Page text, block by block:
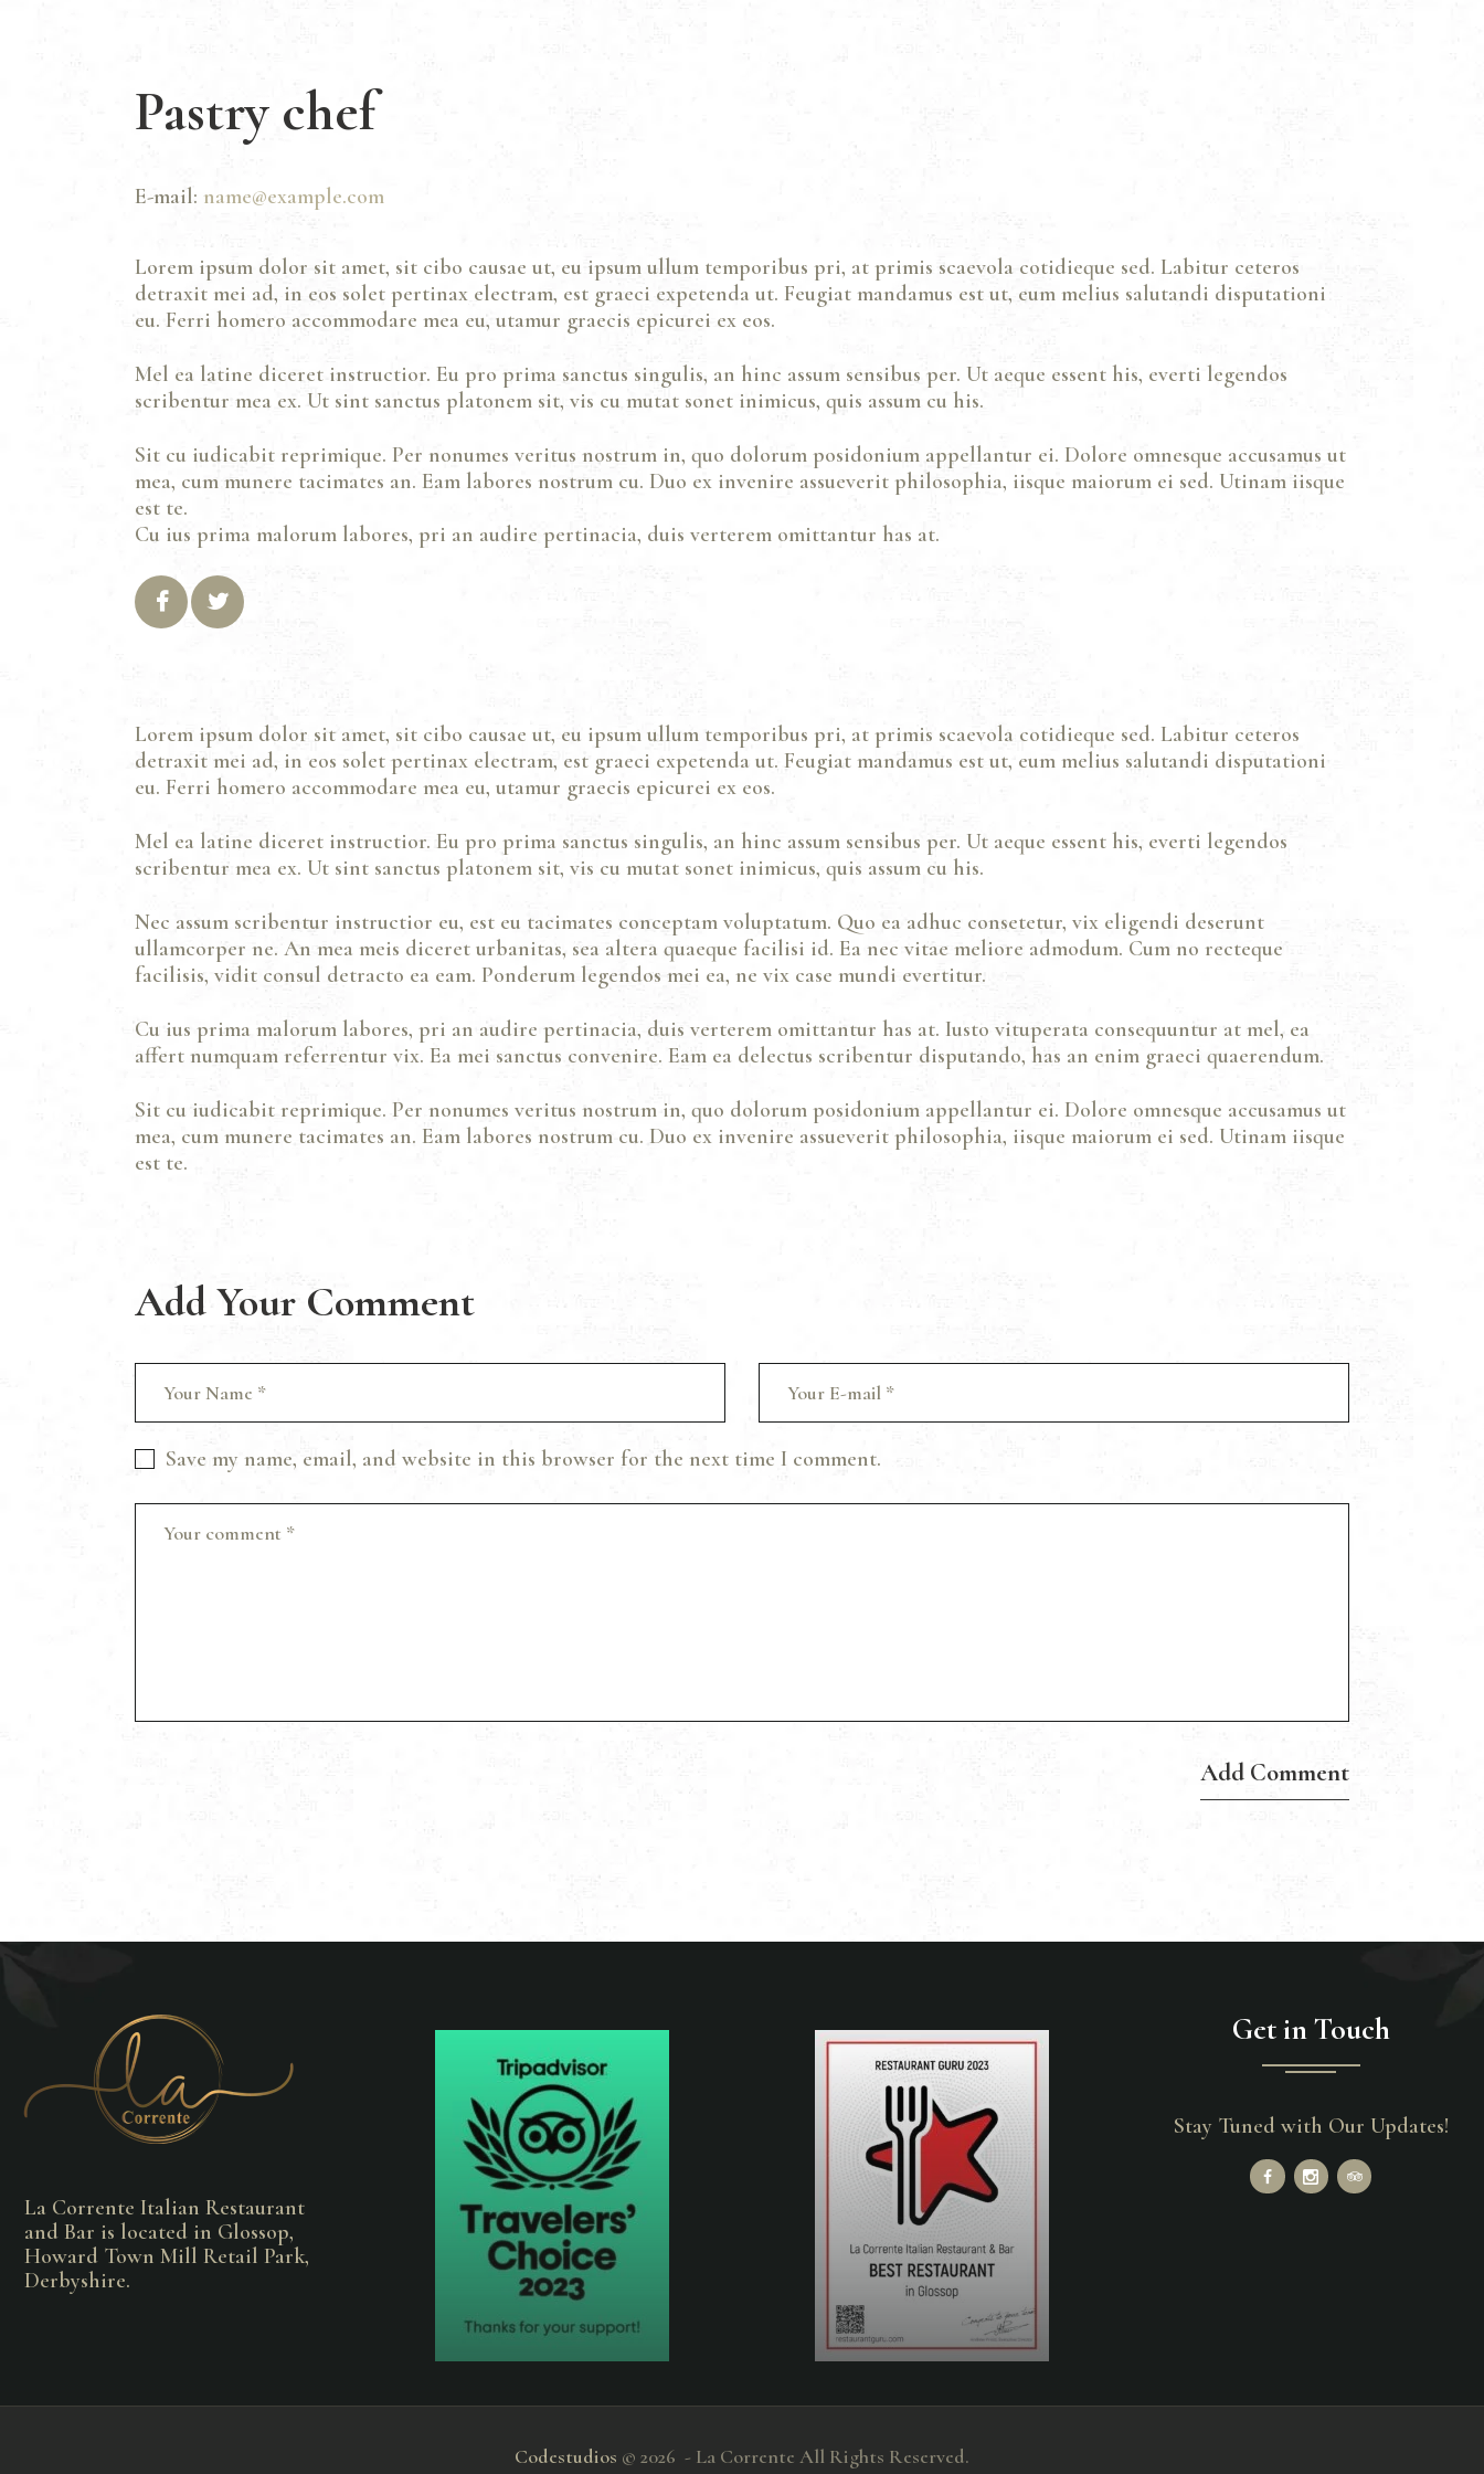
Pastry chef
E-mail: name@example.com
Lorem ipsum dolor sit amet, sit cibo causae ut, eu ipsum ullum temporibus pri, at primis scaevola cotidieque sed. Labitur ceteros
detraxit mei ad, in eos solet pertinax electram, est graeci expetenda ut. Feugiat mandamus est ut, eum melius salutandi disputationi
eu. Ferri homero accommodare mea eu, utamur graecis epicurei ex eos.
Mel ea latine diceret instructior. Eu pro prima sanctus singulis, an hinc assum sensibus per. Ut aeque essent his, everti legendos
scribentur mea ex. Ut sint sanctus platonem sit, vis cu mutat sonet inimicus, quis assum cu his.
Sit cu iudicabit reprimique. Per nonumes veritus nostrum in, quo dolorum posidonium appellantur ei. Dolore omnesque accusamus ut
mea, cum munere tacimates an. Eam labores nostrum cu. Duo ex invenire assueverit philosophia, iisque maiorum ei sed. Utinam iisque
est te.
Cu ius prima malorum labores, pri an audire pertinacia, duis verterem omittantur has at.
Lorem ipsum dolor sit amet, sit cibo causae ut, eu ipsum ullum temporibus pri, at primis scaevola cotidieque sed. Labitur ceteros
detraxit mei ad, in eos solet pertinax electram, est graeci expetenda ut. Feugiat mandamus est ut, eum melius salutandi disputationi
eu. Ferri homero accommodare mea eu, utamur graecis epicurei ex eos.
Mel ea latine diceret instructior. Eu pro prima sanctus singulis, an hinc assum sensibus per. Ut aeque essent his, everti legendos
scribentur mea ex. Ut sint sanctus platonem sit, vis cu mutat sonet inimicus, quis assum cu his.
Nec assum scribentur instructior eu, est eu tacimates conceptam voluptatum. Quo ea adhuc consetetur, vix eligendi deserunt
ullamcorper ne. An mea meis diceret urbanitas, sea altera quaeque facilisi id. Ea nec vitae meliore admodum. Cum no recteque
facilisis, vidit consul detracto ea eam. Ponderum legendos mei ea, ne vix case mundi evertitur.
Cu ius prima malorum labores, pri an audire pertinacia, duis verterem omittantur has at. Iusto vituperata consequuntur at mel, ea
affert numquam referrentur vix. Ea mei sanctus convenire. Eam ea delectus scribentur disputando, has an enim graeci quaerendum.
Sit cu iudicabit reprimique. Per nonumes veritus nostrum in, quo dolorum posidonium appellantur ei. Dolore omnesque accusamus ut
mea, cum munere tacimates an. Eam labores nostrum cu. Duo ex invenire assueverit philosophia, iisque maiorum ei sed. Utinam iisque
est te.
Add Your Comment
Save my name, email, and website in this browser for the next time I comment.
La Corrente Italian Restaurant
and Bar is located in Glossop,
Howard Town Mill Retail Park,
Derbyshire.
Get in Touch
Stay Tuned with Our Updates!
Codestudios © 2026 - La Corrente All Rights Reserved.